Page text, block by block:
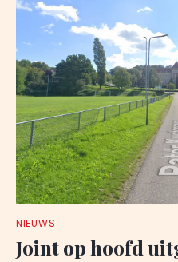
NIEUWS
Joint op hoofd